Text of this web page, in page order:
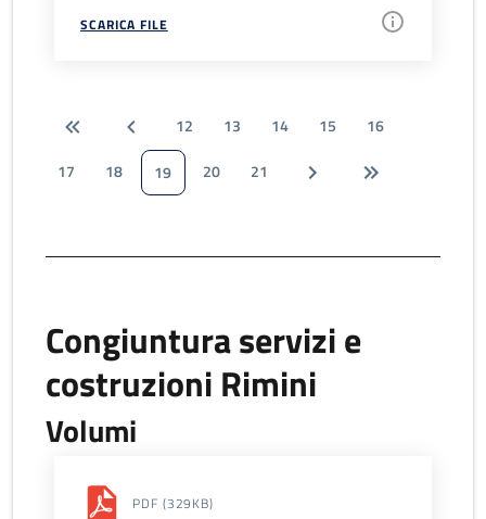
SCARICA FILE
12 13 14 15
16
17
18 19 20 21
Congiuntura servizi e
costruzioni Rimini
Volumi
PDF (329KB)